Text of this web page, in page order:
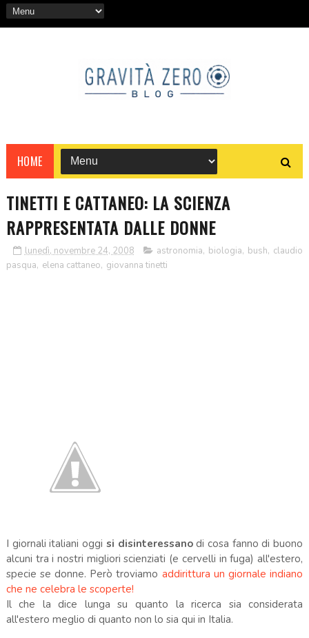
HOME
TINETTI E CATTANEO: LA SCIENZA
RAPPRESENTATA DALLE DONNE
lunedì, novembre 24, 2008 astronomia, biologia, bush, claudio
pasqua, elena cattaneo, giovanna tinetti
I giornali italiani oggi si disinteressanodi cosa fanno di buono
alcuni tra i nostri migliori scienziati (e cervelli in fuga) all'estero,
specie se donne. Però troviamo addirittura un giornale indiano
che ne celebra le scoperte!
Il che la dice lunga su quanto la ricerca sia considerata
all'estero meglio di quanto non lo sia qui in Italia.